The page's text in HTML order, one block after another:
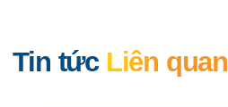
Tin tức Liên quan